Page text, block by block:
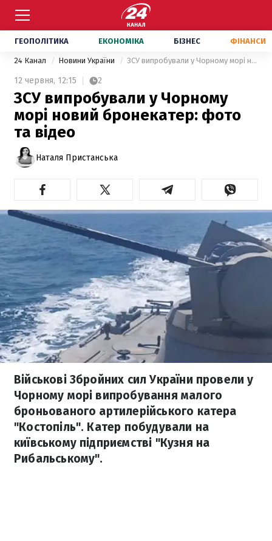
ГЕОПОЛІТИКА ЕКОНОМІКА БІЗНЕС ФІНАНСИ
24 Канал Новини України ЗСУ випробували у Чорному морі новий бронекатер: фото та відео
12 червня, 12:15 2
ЗСУ випробували у Чорному
морі новий бронекатер: фото
та відео
Наталя Пристанська
Військові Збройних сил України провели у
Чорному морі випробування малого
броньованого артилерійського катера
"Костопіль". Катер побудували на
київському підприємстві "Кузня на
Рибальському".